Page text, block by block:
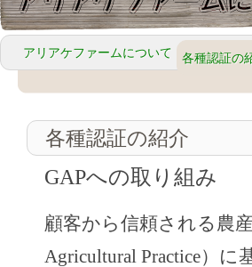
アリアケファームについて 各種認証の
各種認証の紹介
GAPへの取り組み
顧客から信頼される農
Agricultural Practice）